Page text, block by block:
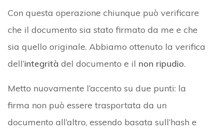
Con questa operazione chiunque può verificare
che il documento sia stato firmato da me e che
sia quello originale. Abbiamo ottenuto la verifica
dell’integrità del documento e il non ripudio.
Metto nuovamente l’accento su due punti: la
firma non può essere trasportata da un
documento all’altro, essendo basata sull’hash e